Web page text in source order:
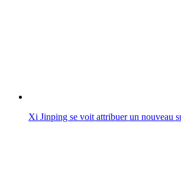
Xi Jinping se voit attribuer un nouveau